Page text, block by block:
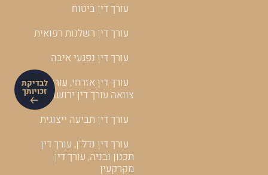
לבדיקת
זכויותך
עורך דין ביטוח
עורך דין רשלנות רפואית
עורך דין נפגעי איבה
עורך דין אזרחי, עורך דין
צוואה עורך דין ירושה
עורך דין תביעה ייצוגית
עורך דין נדל"ן, עורך דין
תכנון ובניה, עורך דין
מקרקעין